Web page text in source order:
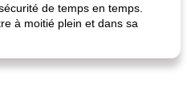
de temps en temps.
à moitié plein et dans sa